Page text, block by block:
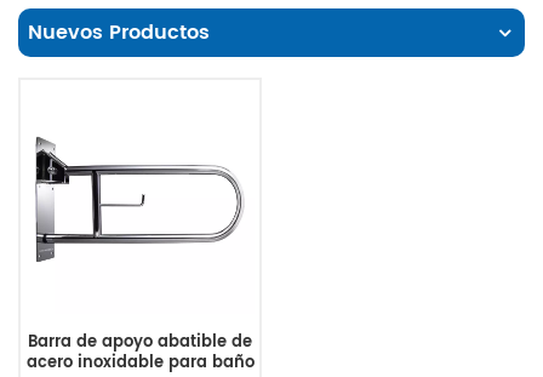
Nuevos Productos
Barra de apoyo abatible de
acero inoxidable para baño